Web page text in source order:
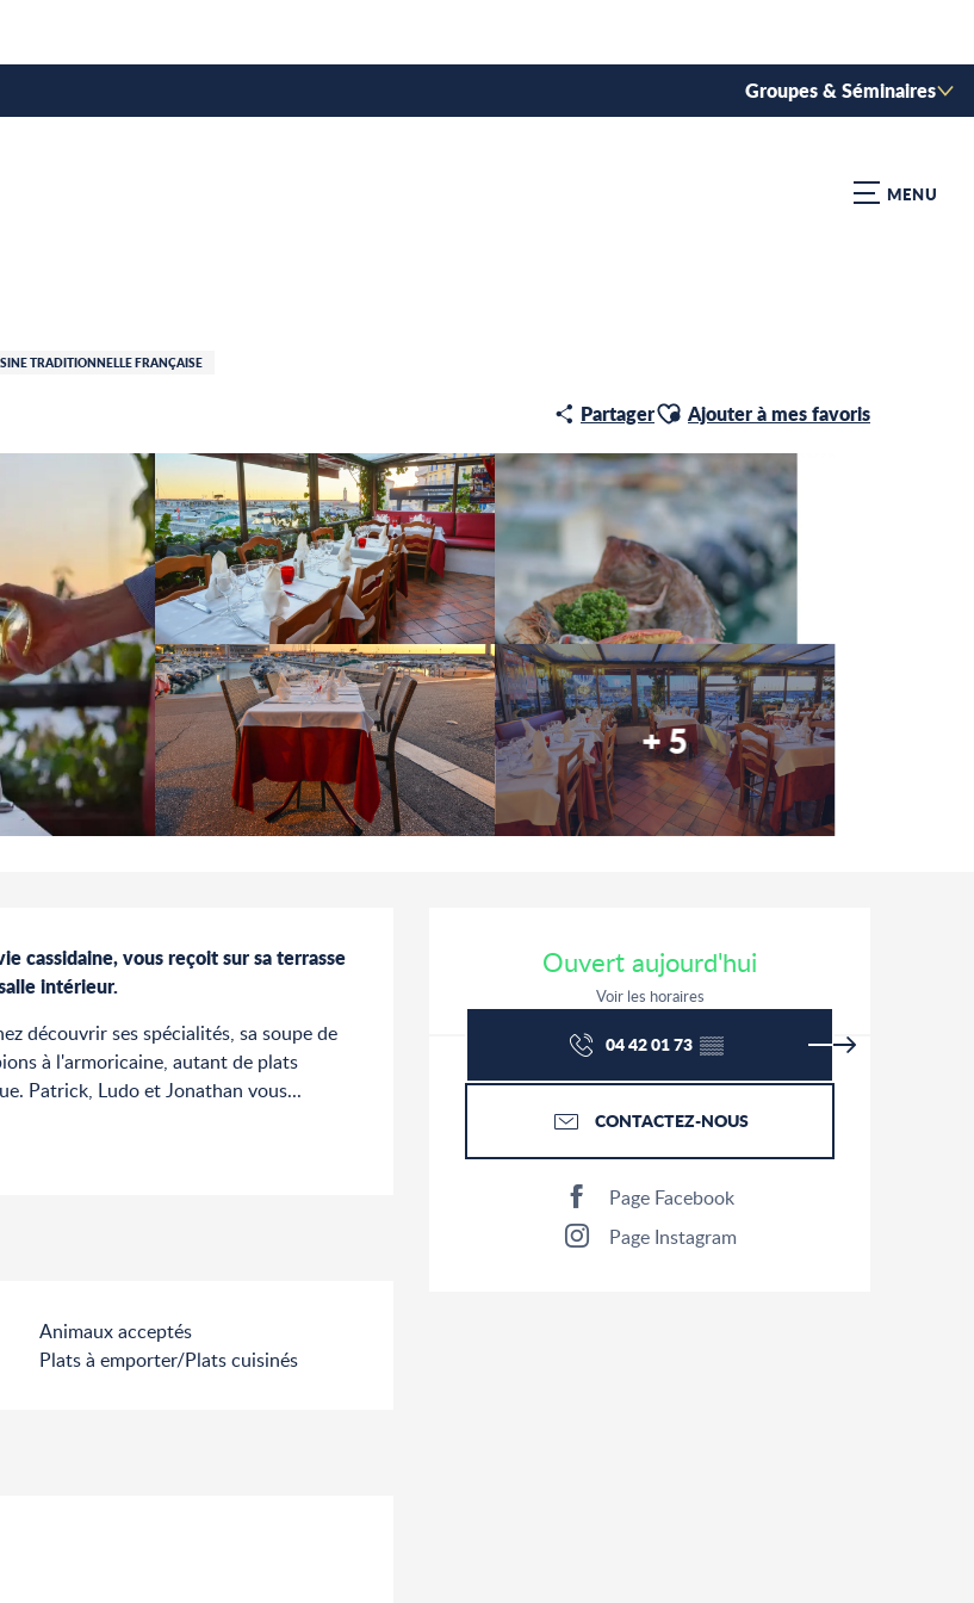
Groupes & Séminaires
MENU
TRADITIONNELLE FRANÇAISE
PartagerAjouter aux favoris
Ajouter à mes favoris
+ 5
Ouvert aujourd'hui
Voir les horaires
04 42 01 73▒▒
CONTACTEZ-NOUS
Page Facebook
Page Instagram
cassidaine, vous reçoit sur sa terrasse
intérieur.
découvrir ses spécialités, sa soupe de
à l'armoricaine, autant de plats
Patrick, Ludo et Jonathan vous...
Animaux acceptés
Plats à emporter/Plats cuisinés